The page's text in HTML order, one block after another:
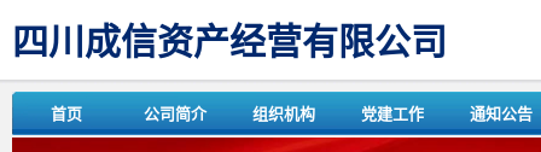
四川成信资产经营有限公司
首页 公司简介 组织机构 党建工作 通知公告